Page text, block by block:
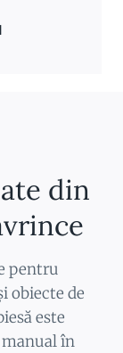
din
pentru
obiecte de
este
în